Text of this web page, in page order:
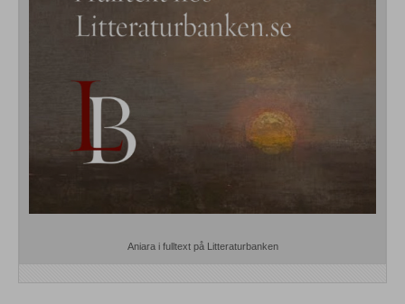
Aniara i fulltext på Litteraturbanken